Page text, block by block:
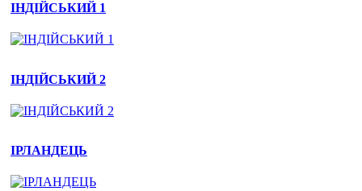
ІНДІЙСЬКИЙ 1
ІНДІЙСЬКИЙ 2
ІРЛАНДЕЦЬ